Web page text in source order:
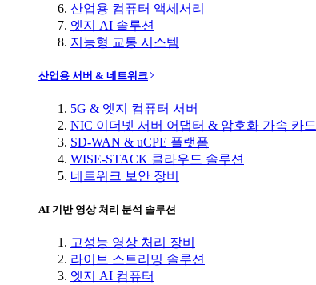
산업용 컴퓨터 액세서리
엣지 AI 솔루션
지능형 교통 시스템
산업용 서버 & 네트워크
5G & 엣지 컴퓨터 서버
NIC 이더넷 서버 어댑터 & 암호화 가속 카드
SD-WAN & uCPE 플랫폼
WISE-STACK 클라우드 솔루션
네트워크 보안 장비
AI 기반 영상 처리 분석 솔루션
고성능 영상 처리 장비
라이브 스트리밍 솔루션
엣지 AI 컴퓨터